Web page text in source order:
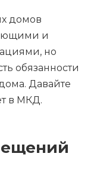
домов
и
но
обязанности
Давайте
в МКД.